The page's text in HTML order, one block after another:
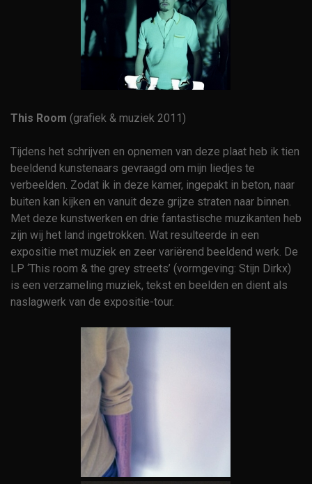
This Room (grafiek & muziek 2011)
Tijdens het schrijven en opnemen van deze plaat heb ik tien
beeldend kunstenaars gevraagd om mijn liedjes te
verbeelden. Zodat ik in deze kamer, ingepakt in beton, naar
buiten kan kijken en vanuit deze grijze straten naar binnen.
Met deze kunstwerken en drie fantastische muzikanten heb
zijn wij het land ingetrokken. Wat resulteerde in een
expositie met muziek en zeer variërend beeldend werk. De
LP ‘This room & the grey streets’ (vormgeving: Stijn Dirkx)
is een verzameling muziek, tekst en beelden en dient als
naslagwerk van de expositie-tour.